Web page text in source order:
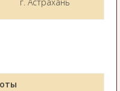
г. Астрахань